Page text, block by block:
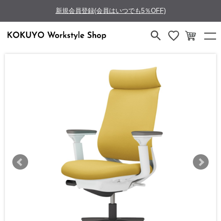
新規会員登録(会員はいつでも5％OFF)